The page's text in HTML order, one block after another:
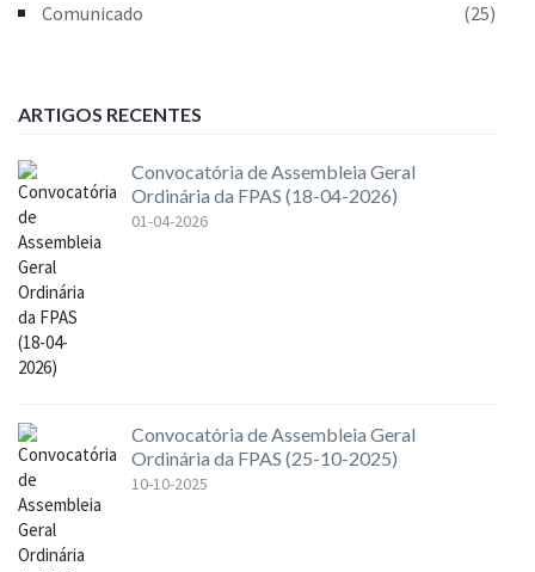
Comunicado
(25)
ARTIGOS RECENTES
Convocatória de Assembleia Geral
Ordinária da FPAS (18-04-2026)
01-04-2026
Convocatória de Assembleia Geral
Ordinária da FPAS (25-10-2025)
10-10-2025